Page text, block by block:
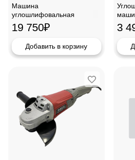
Машина
углошлифовальная
акк.бесщет. Denzel BLG-IB-
18-125-4, Li-ion ,27005
19 750₽
Добавить в корзину
3